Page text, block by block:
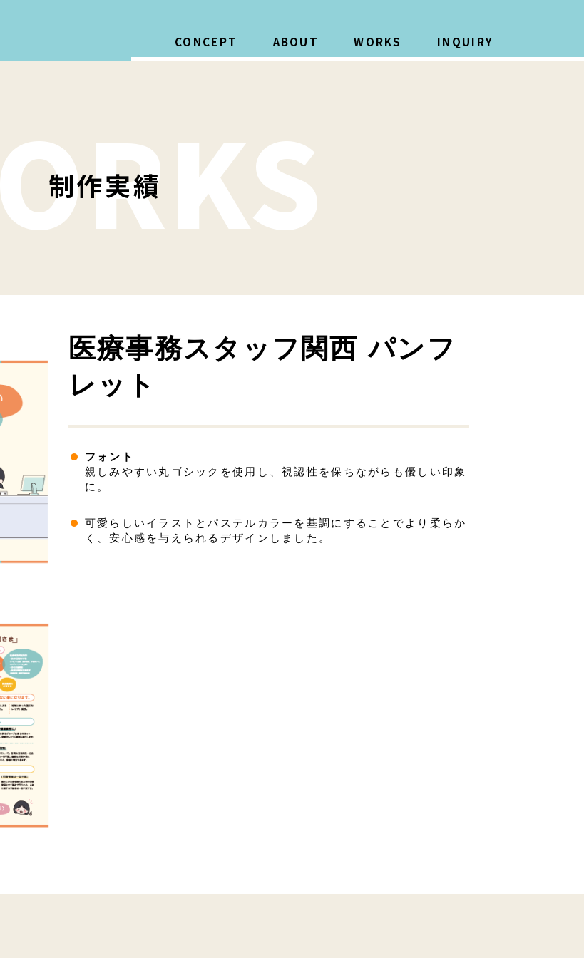
CONCEPT ABOUT WORKS INQUIRY
制作実績
医療事務スタッフ関西 パンフ
レット
フォント
親しみやすい丸ゴシックを使用し、視認性を保ちながらも優しい印象
に。
可愛らしいイラストとパステルカラーを基調にすることでより柔らか
く、安心感を与えられるデザインしました。